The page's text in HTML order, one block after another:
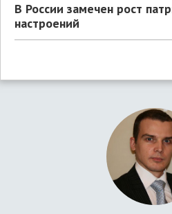
В России замечен рост
настроений